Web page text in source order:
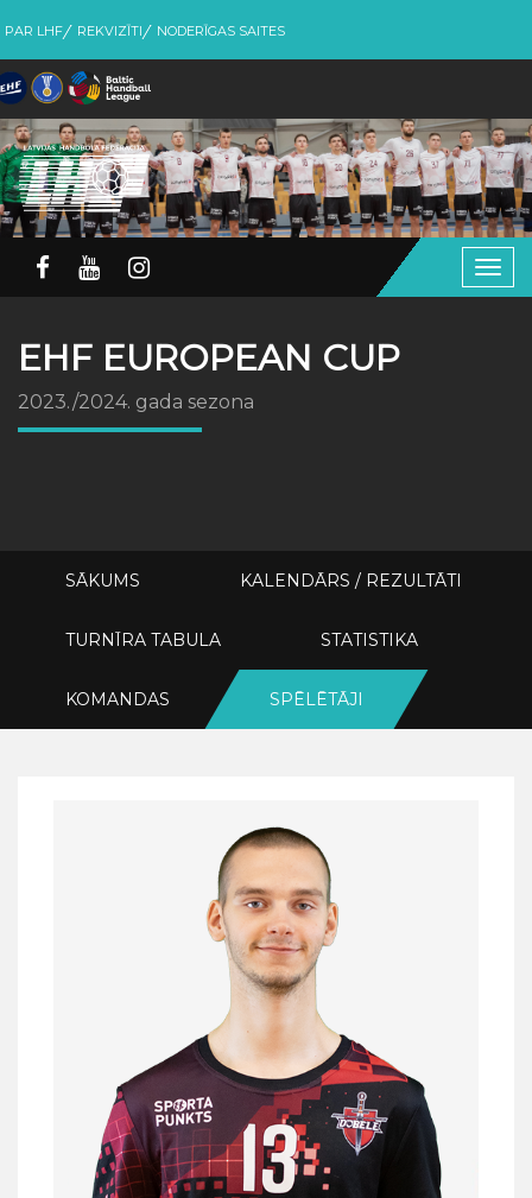
PAR LHF REKVIZĪTI NODERĪGAS SAITES
EHF EUROPEAN CUP
2023./2024. gada sezona
SĀKUMS KALENDĀRS / REZULTĀTI
TURNĪRA TABULA STATISTIKA
KOMANDAS SPĒLĒTĀJI